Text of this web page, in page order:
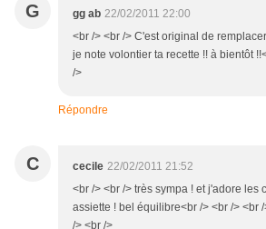
G gg ab 22/02/2011 22:00
<br /> <br /> C'est original de
je note volontier ta recette !! à bientôt
/>
Répondre
C cecile 22/02/2011 21:52
<br /> <br /> très sympa ! et j'adore les
assiette ! bel équilibre<br /> <br /> <br
/> <br />